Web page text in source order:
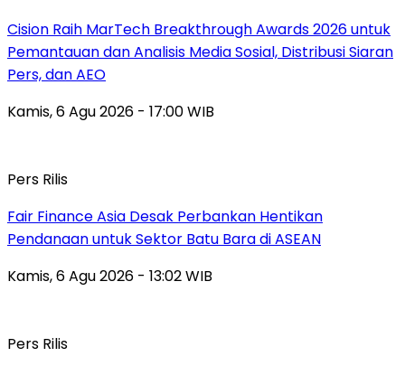
Cision Raih MarTech Breakthrough Awards 2026 untuk
Pemantauan dan Analisis Media Sosial, Distribusi Siaran
Pers, dan AEO
Kamis, 6 Agu 2026 - 17:00 WIB
Pers Rilis
Fair Finance Asia Desak Perbankan Hentikan
Pendanaan untuk Sektor Batu Bara di ASEAN
Kamis, 6 Agu 2026 - 13:02 WIB
Pers Rilis